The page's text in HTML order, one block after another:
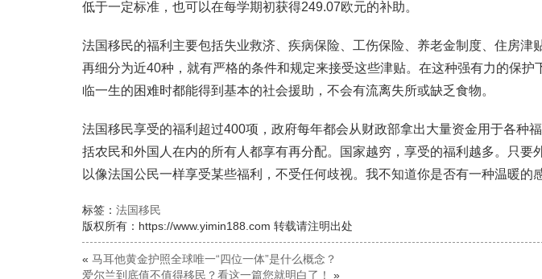
低于一定标准，也可以在每学期初获得249.07欧元的补助。
法国移民的福利主要包括失业救济、疾病保险、工伤保险、养老金制度、住房津
再细分为近40种，就有严格的条件和规定来接受这些津贴。在这种强有力的保
临一生的困难时都能得到基本的社会援助，不会有流离失所或缺乏食物。
法国移民享受的福利超过400项，政府每年都会从财政部拿出大量资金用于各种
括农民和外国人在内的所有人都享有再分配。国家越穷，享受的福利越多。只要
以像法国公民一样享受某些福利，不受任何歧视。我不知道你是否有一种温暖的
标签： 法国移民
版权所有：https://www.yimin188.com 转载请注明出处
« 马耳他黄金护照全球唯一“四位一体”是什么概念？
爱尔兰到底值不值得移民？看这一篇您就明白了！
»